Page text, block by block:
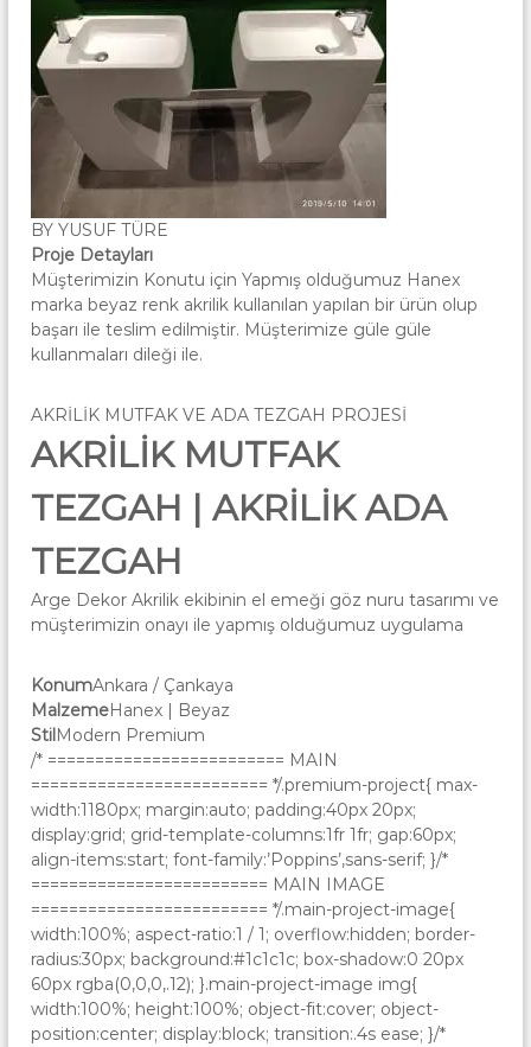
BY YUSUF TÜRE
Proje Detayları
Müşterimizin Konutu için Yapmış olduğumuz Hanex
marka beyaz renk akrilik kullanılan yapılan bir ürün olup
başarı ile teslim edilmiştir. Müşterimize güle güle
kullanmaları dileği ile.
AKRİLİK MUTFAK VE ADA TEZGAH PROJESİ
AKRİLİK MUTFAK
TEZGAH | AKRİLİK ADA
TEZGAH
Arge Dekor Akrilik ekibinin el emeği göz nuru tasarımı ve
müşterimizin onayı ile yapmış olduğumuz uygulama
KonumAnkara / Çankaya
MalzemeHanex | Beyaz
Stil Modern Premium
/* ========================= MAIN
========================= */.premium-project{ max-
width:1180px; margin:auto; padding:40px 20px;
display:grid; grid-template-columns:1fr 1fr; gap:60px;
align-items:start; font-family:’Poppins’,sans-serif; }/*
========================= MAIN IMAGE
========================= */.main-project-image{
width:100%; aspect-ratio:1 / 1; overflow:hidden; border-
radius:30px; background:#1c1c1c; box-shadow:0 20px
60px rgba(0,0,0,.12); }.main-project-image img{
width:100%; height:100%; object-fit:cover; object-
position:center; display:block; transition:.4s ease; }/*